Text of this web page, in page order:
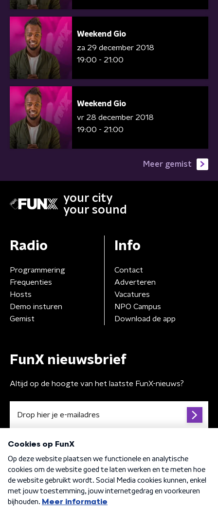
Weekend Gio
za 29 december 2018
19:00 - 21:00
Weekend Gio
vr 28 december 2018
19:00 - 21:00
Meer gemist
your city
your sound
Radio
Programmering
Frequenties
Hosts
Demo insturen
Gemist
Info
Contact
Adverteren
Vacatures
NPO Campus
Download de app
FunX nieuwsbrief
Altijd op de hoogte van het laatste FunX-nieuws?
Algemene voorwaarden Privacybeleid